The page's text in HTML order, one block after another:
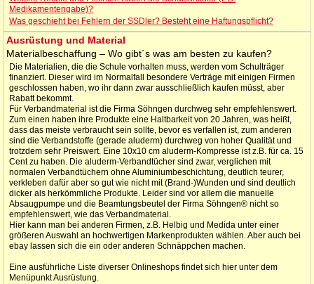
Medikamentengabe)?
Was geschieht bei Fehlern der SSDler? Besteht eine Haftungspflicht?
Ausrüstung und Material
Materialbeschaffung – Wo gibt´s was am besten zu kaufen?
Die Materialien, die die Schule vorhalten muss, werden vom Schulträger
finanziert. Dieser wird im Normalfall besondere Verträge mit einigen Firmen
geschlossen haben, wo ihr dann zwar ausschließlich kaufen müsst, aber
Rabatt bekommt.
Für Verbandmaterial ist die Firma Söhngen durchweg sehr empfehlenswert.
Zum einen haben ihre Produkte eine Haltbarkeit von 20 Jahren, was heißt,
dass das meiste verbraucht sein sollte, bevor es verfallen ist, zum anderen
sind die Verbandstoffe (gerade aluderm) durchweg von hoher Qualität und
trotzdem sehr Preiswert. Eine 10x10 cm aluderm-Kompresse ist z.B. für ca. 15
Cent zu haben. Die aluderm-Verbandtücher sind zwar, verglichen mit
normalen Verbandtüchern ohne Aluminiumbeschichtung, deutlich teurer,
verkleben dafür aber so gut wie nicht mit (Brand-)Wunden und sind deutlich
dicker als herkömmliche Produkte. Leider sind vor allem die manuelle
Absaugpumpe und die Beamtungsbeutel der Firma Söhngen® nicht so
empfehlenswert, wie das Verbandmaterial.
Hier kann man bei anderen Firmen, z.B. Helbig und Medida unter einer
größeren Auswahl an hochwertigen Markenprodukten wählen. Aber auch bei
ebay lassen sich die ein oder anderen Schnäppchen machen.
Eine ausführliche Liste diverser Onlineshops findet sich hier unter dem
Menüpunkt Ausrüstung.